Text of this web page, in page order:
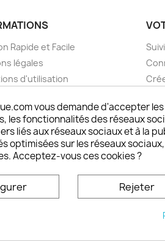
Rapide et Facile
légales
d'utilisation
sécurisé choisistacoque
et remboursements
DOM TOM et outremer
personnaliser son
© 2026 -
vous demande d'accepter
les fonctionnalités des réseaux
liés aux réseaux sociaux et à la
optimisées sur les réseaux
Acceptez-vous ces cookies ?
Rejeter